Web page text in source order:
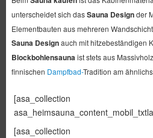
unterscheidet sich dasSauna Designder
Elementbauten aus mehreren
Sauna Designauch mit hitzebeständigen
Blockbohlensauna ist stets aus
finnischen Dampfbad-Tradition am
[asa_collection
[asa_collection